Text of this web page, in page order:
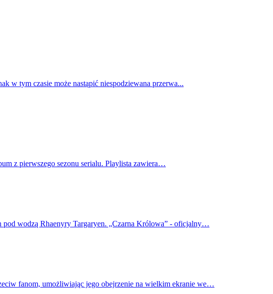
w tym czasie może nastąpić niespodziewana przerwa...
z pierwszego sezonu serialu. Playlista zawiera…
pod wodzą Rhaenyry Targaryen. „Czarna Królowa” - oficjalny…
fanom, umożliwiając jego obejrzenie na wielkim ekranie we…